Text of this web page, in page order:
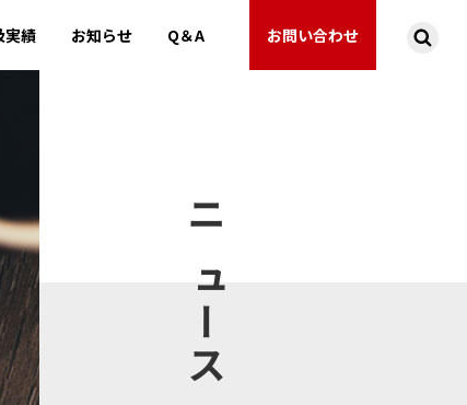
実績 お知らせ Q＆A お問い合わせ
ニュース